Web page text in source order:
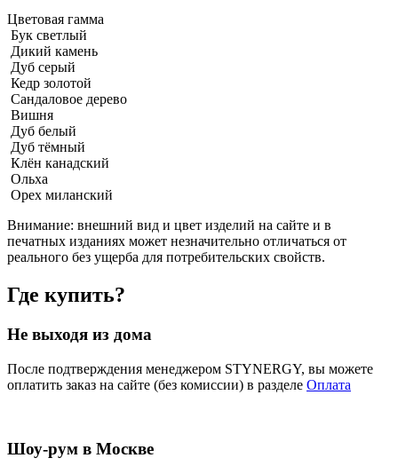
Цветовая гамма
Бук светлый
Дикий камень
Дуб серый
Кедр золотой
Сандаловое дерево
Вишня
Дуб белый
Дуб тёмный
Клён канадский
Ольха
Орех миланский
Внимание: внешний вид и цвет изделий на сайте и в
печатных изданиях может незначительно отличаться от
реального без ущерба для потребительских свойств.
Где купить?
Не выходя из дома
После подтверждения менеджером STYNERGY, вы можете
оплатить заказ на сайте (без комиссии) в разделе Оплата
Шоу-рум в Москве